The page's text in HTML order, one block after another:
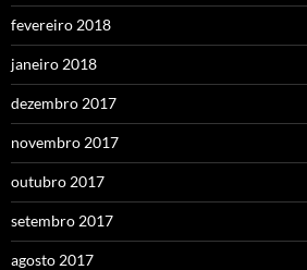
fevereiro 2018
janeiro 2018
dezembro 2017
novembro 2017
outubro 2017
setembro 2017
agosto 2017